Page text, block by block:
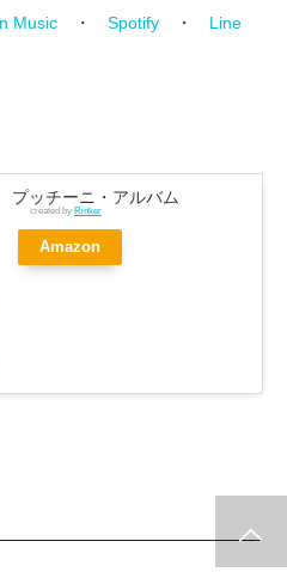
Music ・ Spotify ・ Line
プッチーニ・アルバム
created by Rinker
Amazon
コンサート・レビュー
クラシック入門～小さな